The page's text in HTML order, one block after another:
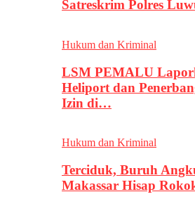
Satreskrim Polres
Hukum dan Kriminal
LSM PEMALU
Heliport dan
Izin di…
Hukum dan Kriminal
Terciduk, Buruh
Makassar Hisap